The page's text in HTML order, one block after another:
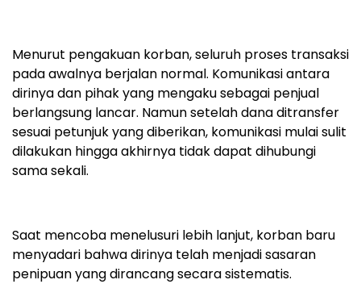
Menurut pengakuan korban, seluruh proses transaksi
pada awalnya berjalan normal. Komunikasi antara
dirinya dan pihak yang mengaku sebagai penjual
berlangsung lancar. Namun setelah dana ditransfer
sesuai petunjuk yang diberikan, komunikasi mulai sulit
dilakukan hingga akhirnya tidak dapat dihubungi
sama sekali.
Saat mencoba menelusuri lebih lanjut, korban baru
menyadari bahwa dirinya telah menjadi sasaran
penipuan yang dirancang secara sistematis.